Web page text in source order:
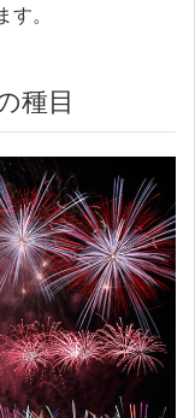
す。
種目